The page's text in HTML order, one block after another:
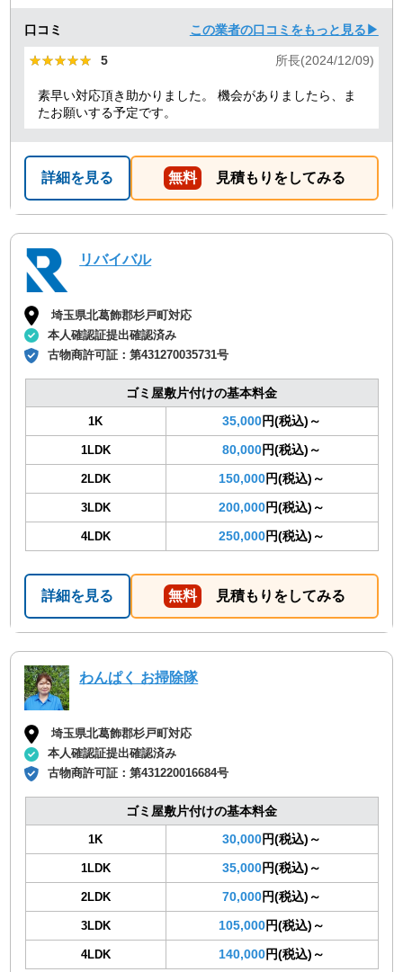
口コミ この業者の口コミをもっと見る▶
★★★★★
★★★★★ 5 所長(2024/12/09)
素早い対応頂き助かりました。 機会がありましたら、ま
たお願いする予定です。
詳細を見る 無料 見積もりをしてみる
リバイバル
埼玉県北葛飾郡杉戸町対応
本人確認証提出確認済み
古物商許可証：第431270035731号
ゴミ屋敷片付けの基本料金
1K 35,000円(税込)～
1LDK 80,000円(税込)～
2LDK 150,000円(税込)～
3LDK 200,000円(税込)～
4LDK 250,000円(税込)～
詳細を見る 無料 見積もりをしてみる
わんぱく お掃除隊
埼玉県北葛飾郡杉戸町対応
本人確認証提出確認済み
古物商許可証：第431220016684号
ゴミ屋敷片付けの基本料金
1K 30,000円(税込)～
1LDK 35,000円(税込)～
2LDK 70,000円(税込)～
3LDK 105,000円(税込)～
4LDK 140,000円(税込)～